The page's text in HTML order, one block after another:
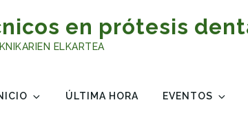
en prótesis
ELKARTEA
ÚLTIMA HORA EVENTOS